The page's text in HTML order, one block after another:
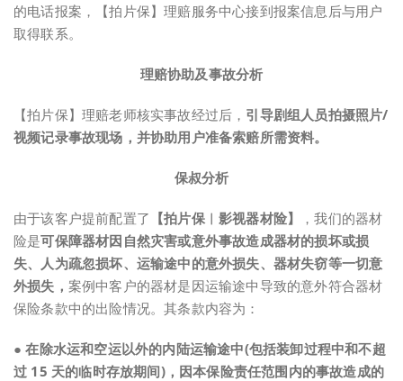
的电话报案，【拍片保】理赔服务中心接到报案信息后与用户
取得联系。
理赔协助及事故分析
【拍片保】理赔老师核实事故经过后， 引导剧组人员拍摄照片/
视频记录事故现场，并协助用户准备索赔所需资料。
保叔分析
由于该客户提前配置了 【拍片保︱影视器材险】
，我们的器材
险是可保障器材因自然灾害或意外事故造成器材的损坏或损
失、人为疏忽损坏、运输途中的意外损失、器材失窃等一切意
外损失， 案例中客户的器材是因运输途中导致的意外符合器材
保险条款中的出险情况。其条款内容为：
●在除水运和空运以外的内陆运输途中(包括装卸过程中和不超
过 15 天的临时存放期间)，因本保险责任范围内的事故造成的